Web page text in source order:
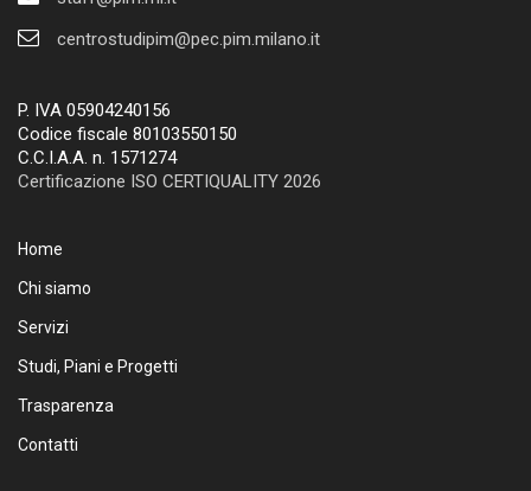
centrostudipim@pec.pim.milano.it
P. IVA 05904240156
Codice fiscale 80103550150
C.C.I.A.A. n. 1571274
Certificazione ISO CERTIQUALITY 2026
Home
Chi siamo
Servizi
Studi, Piani e Progetti
Trasparenza
Contatti